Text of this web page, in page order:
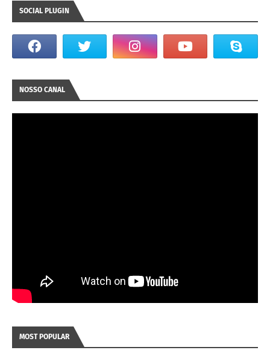
SOCIAL PLUGIN
NOSSO CANAL
MOST POPULAR